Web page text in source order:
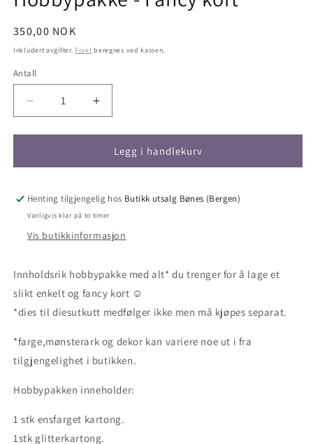
Vanlig
pris
350,00 NOK
Inkludert avgifter. Frakt beregnes ved kassen.
Antall
Antall
antallet
for
-
kort
Øk
antallet
for
Hobbypakke
-
kort
Legg i handlekurv
Henting tilgjengelig hos Butikk utsalg Bønes (Bergen)
Vanligvis klar på to timer
Vis butikkinformasjon
Innholdsrik hobbypakke med alt* du trenger for å lage et
slikt enkelt og fancy kort ☺️
*dies til diesutkutt medfølger ikke men må kjøpes separat.
*farge,mønsterark og dekor kan variere noe ut i fra
tilgjengelighet i butikken.
Hobbypakken inneholder:
1 stk ensfarget kartong.
1stk glitterkartong.